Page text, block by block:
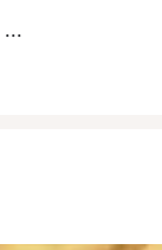
...